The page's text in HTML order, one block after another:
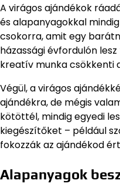
A virágos ajándékok
és alapanyagokkal
csokorra, amit egy
házassági évfordulón
kreatív munka csökkenti
Végül, a virágos
ajándékra, de mégis
kötöttél, mindig egyedi
kiegészítőket – például
fokozzák az ajándékod
Alapanyagok